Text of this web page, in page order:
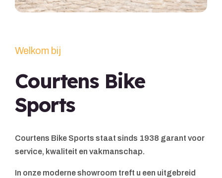
Welkom bij
Courtens Bike
Sports
Courtens Bike Sports staat sinds 1938 garant voor
service, kwaliteit en vakmanschap.
In onze moderne showroom treft u een uitgebreid